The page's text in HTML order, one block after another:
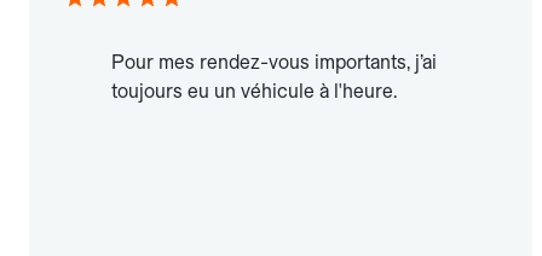
Pour mes rendez-vous importants, j’ai
toujours eu un véhicule à l'heure.